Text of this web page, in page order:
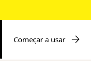
Começar a usar